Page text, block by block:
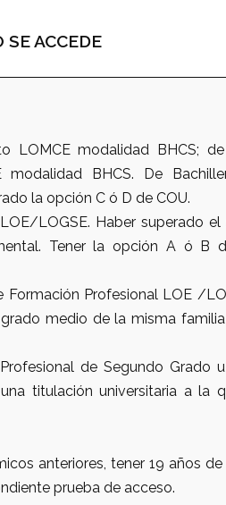
SE ACCEDE
LOMCE modalidad BHCS;
BHCS. De
la opción C ó D de COU.
LOGSE. Haber superado
Tener la opción A ó B
Profesional LOE /
medio de la misma
de Segundo Grado
titulación universitaria a la
anteriores, tener 19 años
prueba de acceso.